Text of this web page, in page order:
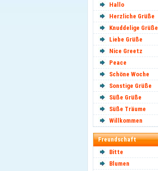
Hallo
Herzliche Grüße
Knuddelige Grüße
Liebe Grüße
Nice Greetz
Peace
Schöne Woche
Sonstige Grüße
Süße Grüße
Süße Träume
Willkommen
Freundschaft
Bitte
Blumen